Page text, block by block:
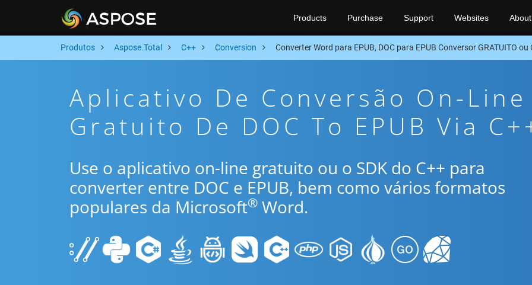
Products Purchase Support Websites About
Produtos Aspose.Total C++ Conversion Converter Word para EPUB, DOC para EPUB Conversor GRATUITO ou
Aplicativo De Conversão On-Line
Gratuito De DOC To EPUB Via
Use o aplicativo on-line gratuito ou o SDK do C++ para
converter entre DOC e EPUB, bem como vários formatos
populares da Microsoft® Word.